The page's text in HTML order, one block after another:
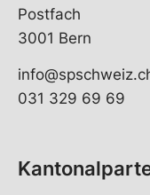
Postfach
3001 Bern
031 329 69 69